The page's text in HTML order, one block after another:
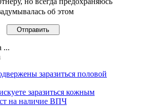
об этом
...
заразиться половой
заразиться кожным
на наличие ВПЧ